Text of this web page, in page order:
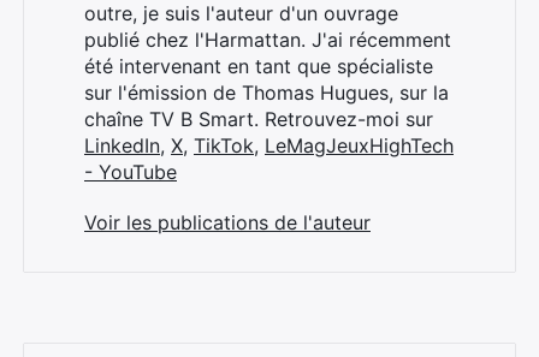
outre, je suis l'auteur d'un ouvrage
publié chez l'Harmattan. J'ai récemment
été intervenant en tant que spécialiste
sur l'émission de Thomas Hugues, sur la
chaîne TV B Smart. Retrouvez-moi sur
LinkedIn, X, TikTok, LeMagJeuxHighTech
- YouTube
Voir les publications de l'auteur
Rechercher
: